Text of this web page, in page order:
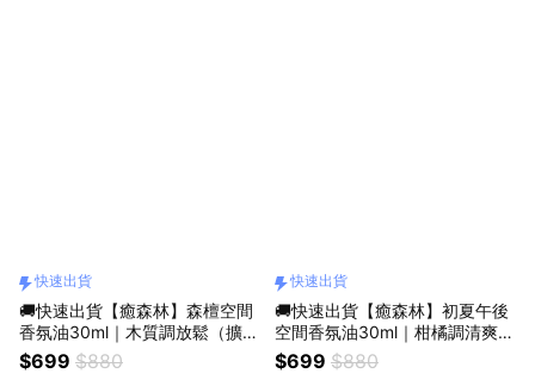
快速出貨
🚚快速出貨【癒森林】森檀空間
香氛油30ml｜木質調放鬆（擴香
專用／質感香氛／療癒小物／居
家香氛）
$699 $880
快速出貨
🚚快速出貨【癒森林】初夏午後
空間香氛油30ml｜柑橘調清爽
（擴香專用／質感香氛／療癒小
物／提神香氛）
$699 $880